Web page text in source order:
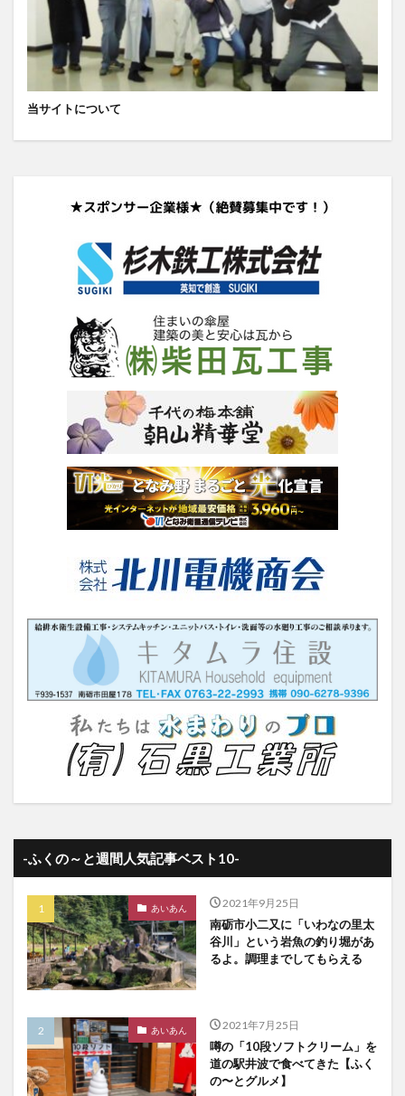
当サイトについて
-ふくの～と週間人気記事ベスト10-
あいあん 2021年9月25日
南砺市小二又に「いわなの里太
谷川」という岩魚の釣り堀があ
るよ。調理までしてもらえる
あいあん 2021年7月25日
噂の「10段ソフトクリーム」を
道の駅井波で食べてきた【ふく
の〜とグルメ】